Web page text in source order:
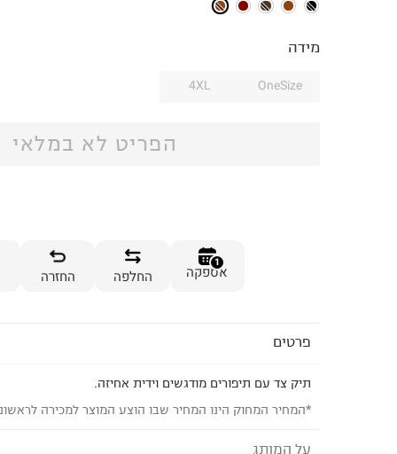
מידה
OneSize
4XL
הפריט לא במלאי
1
אספקה החלפה החזרה
פרטים
תיק צד עם תיפורים מודגשים וידית אחיזה.
*המחיר המחוק הינו המחיר שבו הוצע המוצר למכירה
על המותג